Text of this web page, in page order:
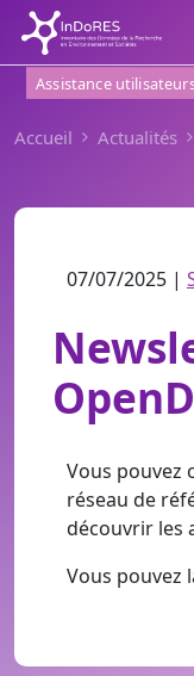
Aller au contenu
Menu Haut
Assistance
Accueil Actualités
07/07/2025 |
Vous pouvez
réseau de
découvrir les
Vous pouvez